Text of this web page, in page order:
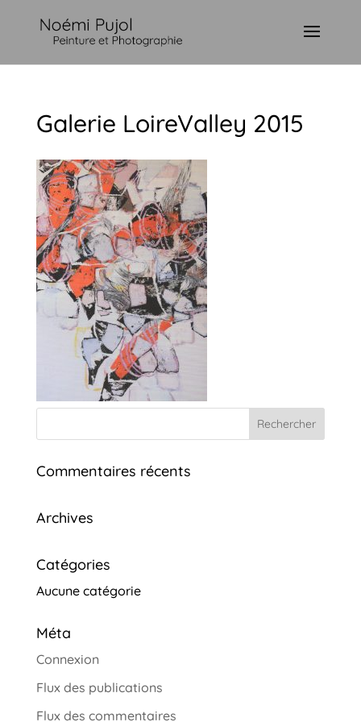
Galerie LoireValley 2015
Commentaires récents
Archives
Catégories
Aucune catégorie
Méta
Connexion
Flux des publications
Flux des commentaires